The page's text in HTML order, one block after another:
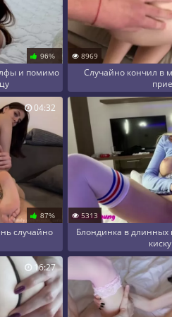
96%
и помимо
8969
Случайно кончил в
87%
случайно
04:32
5313
Блондинка в длинных
16:27